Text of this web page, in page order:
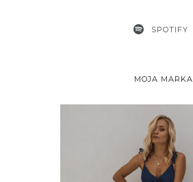
SPOTIFY
MOJA MARKA